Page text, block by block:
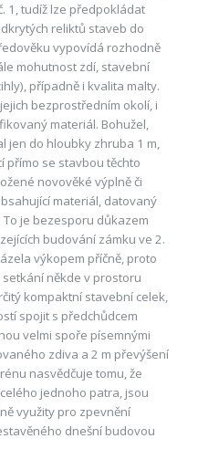
1, tudíž lze předpokládat
reliktů staveb do
vypovídá rozhodně
mohutnost zdí, stavební
případně i kvalita malty.
bezprostředním okolí, i
materiál. Bohužel,
jen do hloubky zhruba 1 m,
přímo se stavbou těchto
novověké výplně či
materiál, datovaný
To je bezesporu důkazem
budování zámku ve 2.
výkopem příčně, proto
někde v prostoru
kompaktní stavební celek,
spojit s předchůdcem
velmi spoře písemnými
zdiva a 2 m převýšení
nasvědčuje tomu, že
jednoho patra, jsou
využity pro zpevnění
dnešní budovou